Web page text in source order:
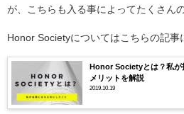
が、こちらも入る事によってたくさん
Honor Societyについてはこちらの記事
Honor Societyとは？私が
メリットを解説
2019.10.19